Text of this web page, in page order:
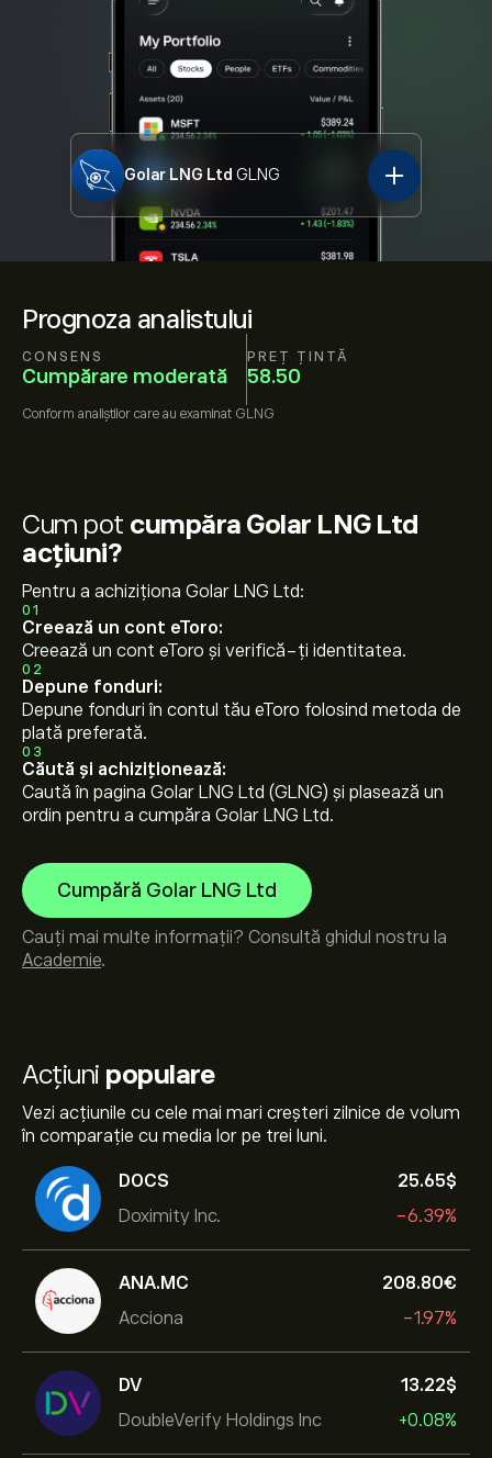
Prognoza analistului
CONSENS
Cumpărare moderată
PREȚ ȚINTĂ
58.50
Conform analiștilor care au examinat GLNG
Golar LNG Ltd GLNG
Acțiuni populare
Vezi acțiunile cu cele mai mari creșteri zilnice de volum
în comparație cu media lor pe trei luni.
DOCS
Doximity Inc.
25.65‎$‎
-6.39%
ANA.MC
Acciona
208.80‎€‎
-1.97%
DV
DoubleVerify Holdings Inc
13.22‎$‎
+0.08%
Cum pot cumpăra Golar LNG Ltd
acțiuni?
Pentru a achiziționa Golar LNG Ltd:
01
Creează un cont eToro:
Creează un cont eToro și verifică-ți identitatea.
02
Depune fonduri:
Depune fonduri în contul tău eToro folosind metoda de
plată preferată.
03
Căută și achiziționează:
Caută în pagina Golar LNG Ltd (GLNG) și plasează un
ordin pentru a cumpăra Golar LNG Ltd.
Cumpără Golar LNG Ltd
Cauți mai multe informații? Consultă ghidul nostru la
Academie.